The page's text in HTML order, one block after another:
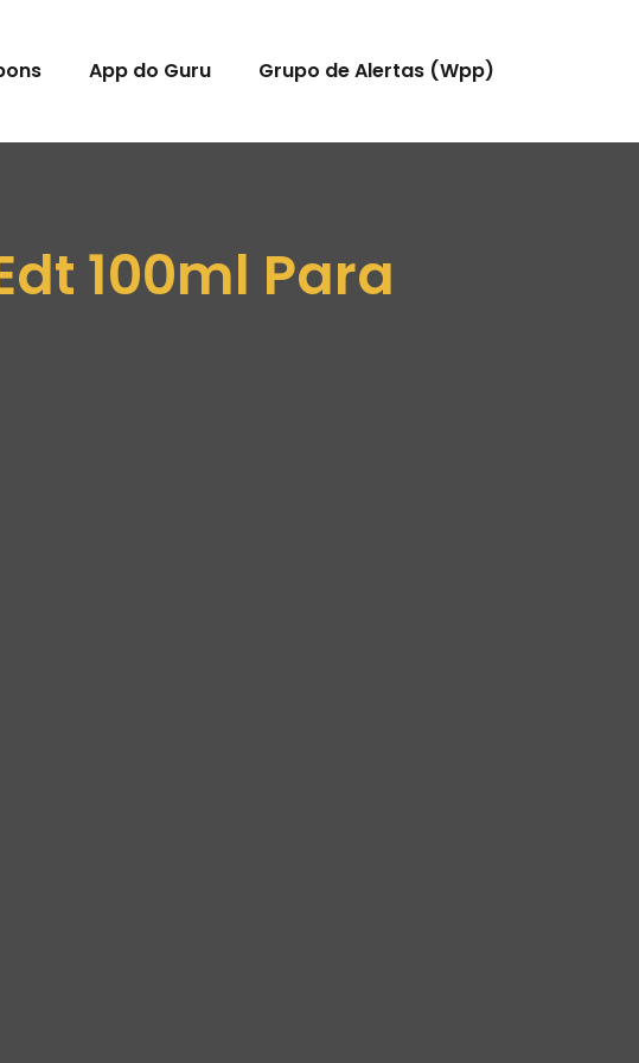
App do Guru Grupo de Alertas (Wpp)
100ml Para